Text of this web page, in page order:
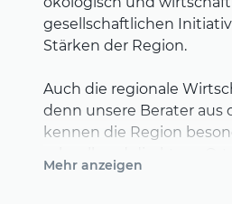
gesellschaftlichen
Stärken der Region.
Auch die regionale
denn unsere Berater aus
kennen die Region
Krediten oder die
Mehr anzeigen